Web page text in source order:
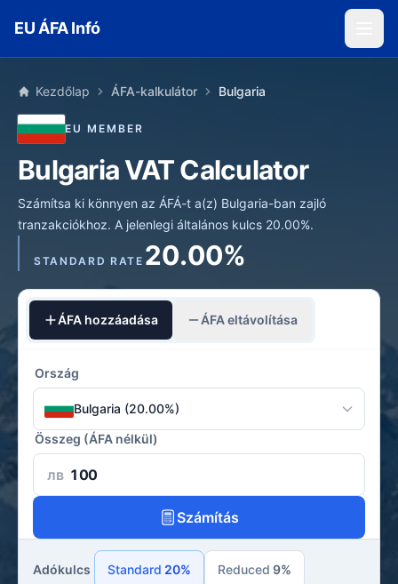
EU ÁFA Infó
Kezdőlap ÁFA-kalkulátor Bulgaria
EU MEMBER
Bulgaria VAT Calculator
Számítsa ki könnyen az ÁFÁ-t a(z) Bulgaria-ban zajló
tranzakciókhoz. A jelenlegi általános kulcs 20.00%.
STANDARD RATE 20.00%
ÁFA hozzáadása ÁFA eltávolítása
Ország
Bulgaria (20.00%)
Összeg (ÁFA nélkül)
лв
Számítás
Adókulcs Standard 20% Reduced 9%